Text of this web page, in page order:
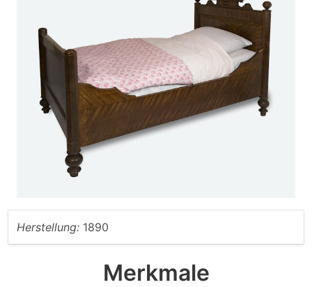
Herstellung: 1890
Merkmale